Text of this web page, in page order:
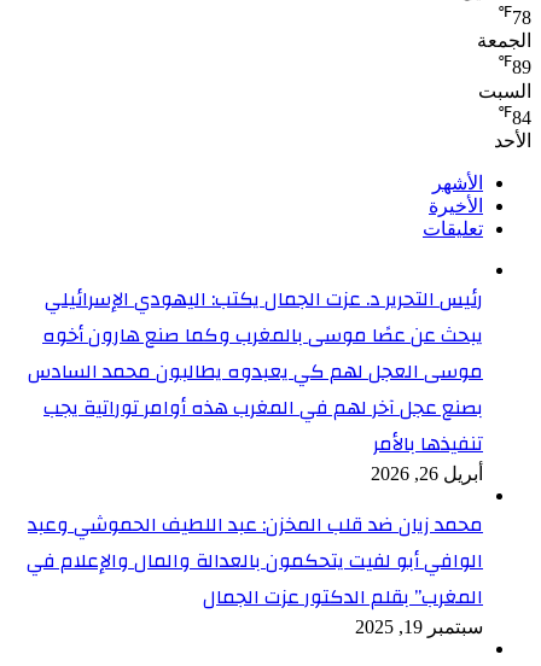
78
℉
الجمعة
89
℉
السبت
84
℉
الأحد
الأشهر
الأخيرة
تعليقات
رئيس التحرير د. عزت الجمال يكتب: اليهودي الإسرائيلي
يبحث عن عصًا موسى بالمغرب وكما صنع هارون أخوه
موسى العجل لهم كي يعبدوه يطالبون محمد السادس
بصنع عجل آخر لهم في المغرب هذه أوامر توراتية يجب
تنفيذها بالأمر
أبريل 26, 2026
محمد زيان ضد قلب المخزن: عبد اللطيف الحموشي وعبد
الوافي أبو لفيت يتحكمون بالعدالة والمال والإعلام في
المغرب” بقلم الدكتور عزت الجمال
سبتمبر 19, 2025